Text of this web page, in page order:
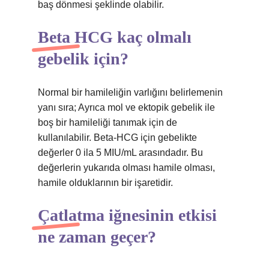
baş dönmesi şeklinde olabilir.
Beta HCG kaç olmalı
gebelik için?
Normal bir hamileliğin varlığını belirlemenin
yanı sıra; Ayrıca mol ve ektopik gebelik ile
boş bir hamileliği tanımak için de
kullanılabilir. Beta-HCG için gebelikte
değerler 0 ila 5 MIU/mL arasındadır. Bu
değerlerin yukarıda olması hamile olması,
hamile olduklarının bir işaretidir.
Çatlatma iğnesinin etkisi
ne zaman geçer?